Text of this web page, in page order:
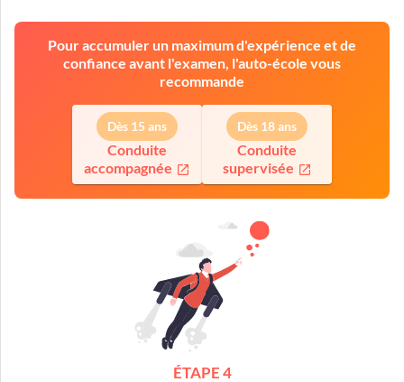
Pour accumuler un maximum d'expérience et de
confiance avant l'examen, l'auto-école vous
recommande
Dès 15 ans
Conduite
accompagnée
Dès 18 ans
Conduite
supervisée
ÉTAPE 4